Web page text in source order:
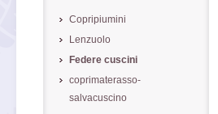
Copripiumini
Lenzuolo
Federe cuscini
coprimaterasso-
salvacuscino